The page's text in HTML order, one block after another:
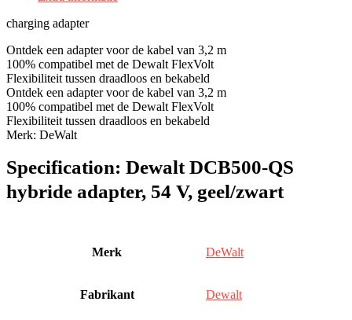
charging adapter
Ontdek een adapter voor de kabel van 3,2 m
100% compatibel met de Dewalt FlexVolt
Flexibiliteit tussen draadloos en bekabeld
Ontdek een adapter voor de kabel van 3,2 m
100% compatibel met de Dewalt FlexVolt
Flexibiliteit tussen draadloos en bekabeld
Merk: DeWalt
Specification: Dewalt DCB500-QS
hybride adapter, 54 V, geel/zwart
Merk ‎DeWalt
Fabrikant ‎Dewalt